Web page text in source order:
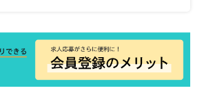
と話す堀尾理事長。とことん患者に寄り添う
その姿勢は、地域住民にとって頼もしいもの
だろう。「私は人の幸せがうれしいんです」
と笑う堀尾理事長に、地域医療にかける思い
を聞いた。
したい」という患者とそれを支える家族の気
持ちを受け止めながら、診療にあたってい
る。同院は、在宅療養支援診察所で、緊急の
往診など24時間・365日対応可能な体制を整
える。また、近隣病院とも連携しており、入